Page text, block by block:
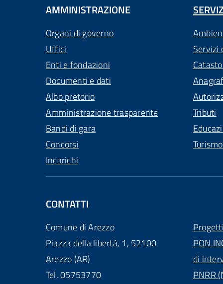
AMMINISTRAZIONE
Organi di governo
Uffici
Enti e fondazioni
Documenti e dati
Albo pretorio
Amministrazione trasparente
Bandi di gara
Concorsi
Incarichi
Servizi
Tributi
Turismo
CONTATTI
Comune di Arezzo
Piazza della libertà, 1, 52100
Arezzo (AR)
Tel. 05753770
PON
di
PNRR